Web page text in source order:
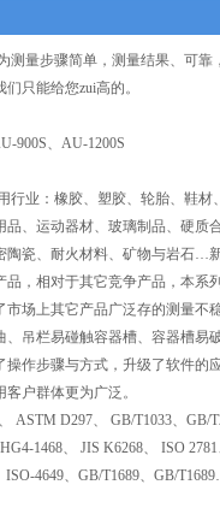
测量步骤简单，测量结果、可靠
只能给您zui高的。
900S、AU-1200S
行业：橡胶、塑胶、轮胎、鞋材
品、运动器材、玻璃制品、硬质
陶瓷、耐火材料、矿物与岩石…
品，相对于其它竞争产品，本系
市场上其它产品广泛存的测量不
、吊栏易碰触容器槽、容器槽易
操作步骤与方式，升级了软件的
户群体更为广泛。
ASTM D297、 GB/T1033、GB/
1468、 JIS K6268、 ISO 2781
4649、GB/T1689、GB/